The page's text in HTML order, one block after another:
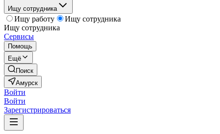
Ищу сотрудника
Ищу работу
Ищу сотрудника
Ищу сотрудника
Сервисы
Помощь
Ещё
Поиск
Амурск
Войти
Войти
Зарегистрироваться